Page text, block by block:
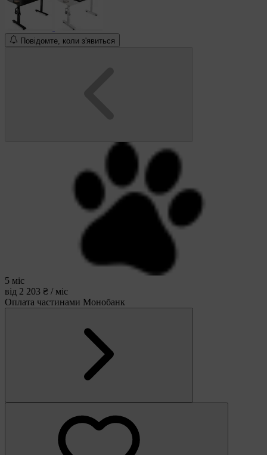
Повідомте, коли з'явиться
5 міс
від 2 203 ₴ / міс
Оплата частинами Монобанк